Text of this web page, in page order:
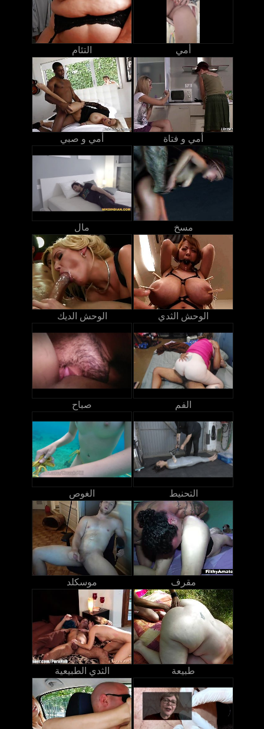
التئام أمي
أمي و صبي أمي و فتاة
مال مسخ
الوحش الديك الوحش الثدي
صباح الفم
الغوص التحنيط
موسكلد مقرف
الثدي الطبيعية طبيعة